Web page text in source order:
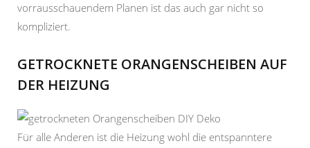
vorrausschauendem Planen ist das auch gar nicht so
kompliziert.
GETROCKNETE ORANGENSCHEIBEN AUF
DER HEIZUNG
Für alle Anderen ist die Heizung wohl die entspanntere